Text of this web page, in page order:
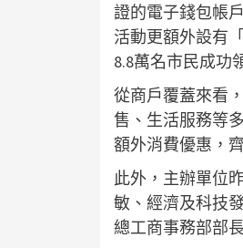
證的電子錢包帳
活動更額外設有
8.8萬名市民成功
從商戶覆蓋來看
售、生活服務等
額外消費優惠，
此外，主辦單位
敏、經濟及科技
總工商事務部部